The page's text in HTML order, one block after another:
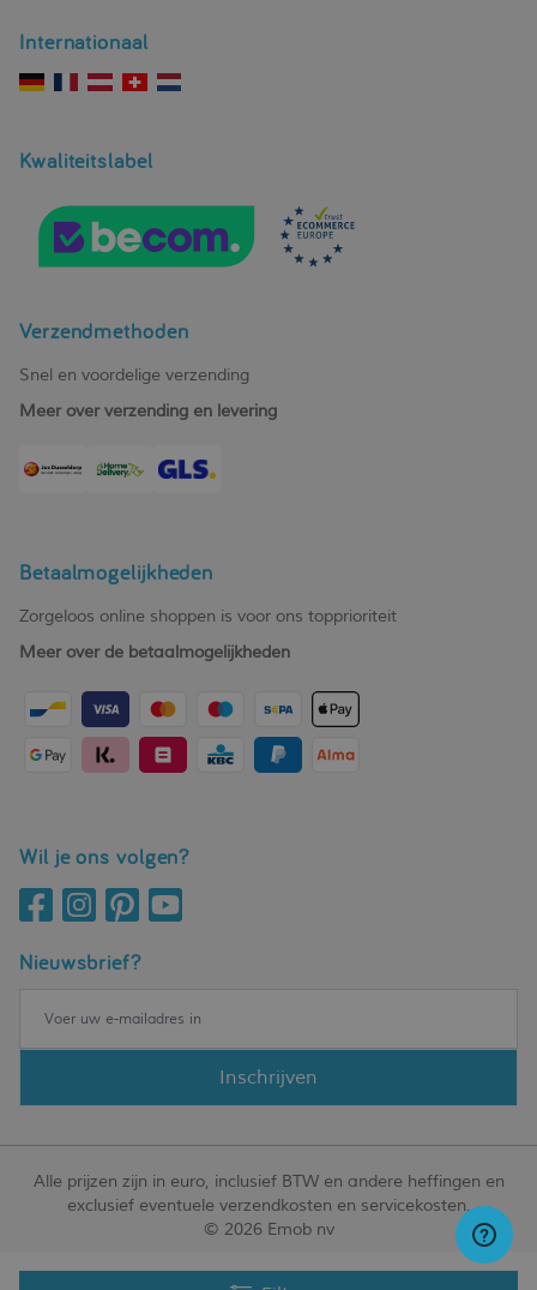
Internationaal
Kwaliteitslabel
Verzendmethoden
Snel en voordelige verzending
Meer over verzending en levering
Betaalmogelijkheden
Zorgeloos online shoppen is voor ons topprioriteit
Meer over de betaalmogelijkheden
Wil je ons volgen?
Nieuwsbrief?
Inschrijven
© 2026 Emob nv
Alle prijzen zijn in euro, inclusief BTW en andere heffingen en
exclusief eventuele verzendkosten en servicekosten.